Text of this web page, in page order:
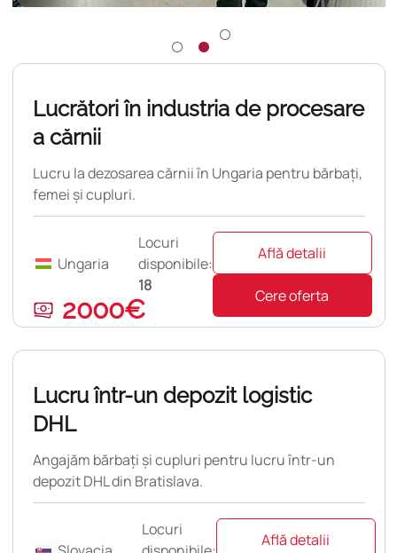
Lucrători în industria de procesare
a cărnii
Lucru la dezosarea cărnii în Ungaria pentru bărbați,
femei și cupluri.
Ungaria
Locuri
disponibile:
18
2000€
Află detalii
Cere oferta
Lucru într-un depozit logistic
DHL
Angajăm bărbați și cupluri pentru lucru într-un
depozit DHL din Bratislava.
Locuri
Află detalii